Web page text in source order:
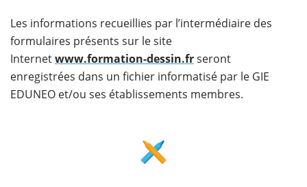
Les informations recueillies par l’intermédiaire des
formulaires présents sur le site
Internetwww.formation-dessin.frseront
enregistrées dans un fichier informatisé par le GIE
EDUNEO et/ou ses établissements membres.